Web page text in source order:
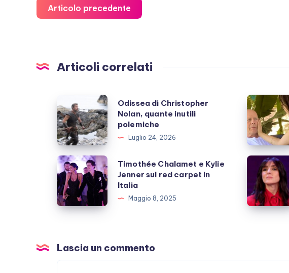
Articolo precedente
Articoli correlati
Odissea
di
Christopher
Nolan,
quante
inutili
polemiche
Odissea di Christopher
Nolan, quante inutili
polemiche
Luglio 24, 2026
Bruce
Willis,
la
moglie:
rari
momenti
di
“lucidità”
Timothée
Chalamet
e
Kylie
red
carpet
Timothée Chalamet e Kylie
Jenner sul red carpet in
Italia
Maggio 8, 2025
Ambra
Angiolini:
i
miei
umani
Lascia un commento